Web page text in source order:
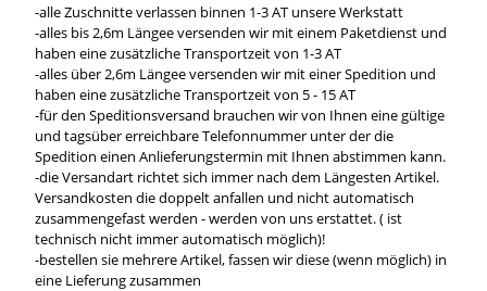
-alle Zuschnitte verlassen binnen 1-3 AT unsere Werkstatt
-alles bis 2,6m Längee versenden wir mit einem Paketdienst und
haben eine zusätzliche Transportzeit von 1-3 AT
-alles über 2,6m Längee versenden wir mit einer Spedition und
haben eine zusätzliche Transportzeit von 5 - 15 AT
-für den Speditionsversand brauchen wir von Ihnen eine gültige
und tagsüber erreichbare Telefonnummer unter der die
Spedition einen Anlieferungstermin mit Ihnen abstimmen kann.
-die Versandart richtet sich immer nach dem Längesten Artikel.
Versandkosten die doppelt anfallen und nicht automatisch
zusammengefast werden - werden von uns erstattet. ( ist
technisch nicht immer automatisch möglich)!
-bestellen sie mehrere Artikel, fassen wir diese (wenn möglich) in
eine Lieferung zusammen